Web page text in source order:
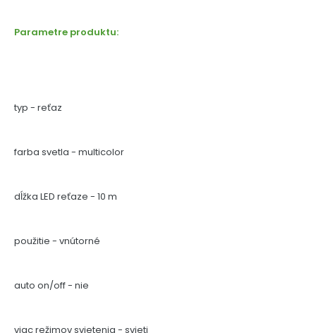
Parametre produktu:
typ - reťaz
farba svetla - multicolor
dĺžka LED reťaze - 10 m
použitie - vnútorné
auto on/off - nie
viac režimov svietenia - svieti